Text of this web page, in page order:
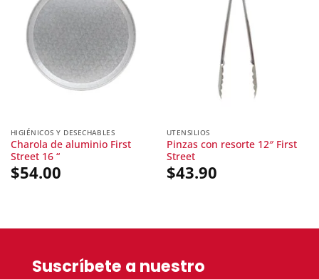
HIGIÉNICOS Y DESECHABLES
Charola de aluminio First
Street 16 “
$54.00
UTENSILIOS
Pinzas con resorte 12″ First
Street
$43.90
Suscríbete a nuestro